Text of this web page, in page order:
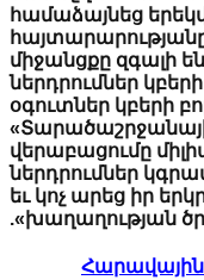
միջանցքը
օգուտներ
եւ կոչ